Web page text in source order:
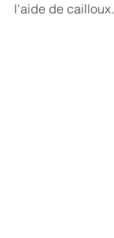
l'aide de cailloux.